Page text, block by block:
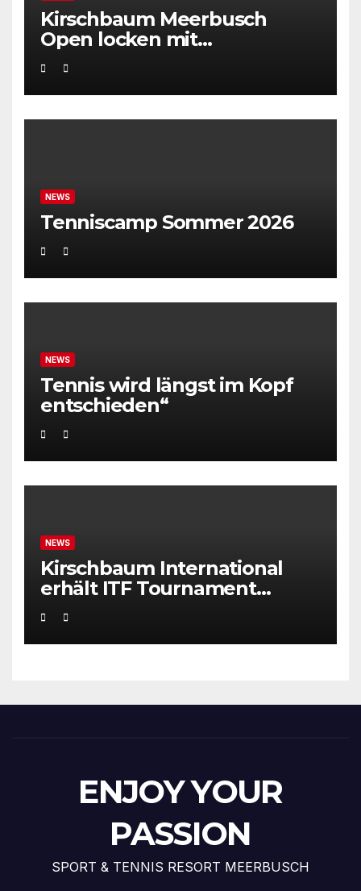
Kirschbaum Meerbusch
Open locken mit
Weltklassetennis
NEWS
Tenniscamp Sommer 2026
NEWS
Tennis wird längst im Kopf
entschieden“
NEWS
Kirschbaum International
erhält ITF Tournament
Recognition Award 2025
ENJOY YOUR
PASSION
SPORT & TENNIS RESORT MEERBUSCH